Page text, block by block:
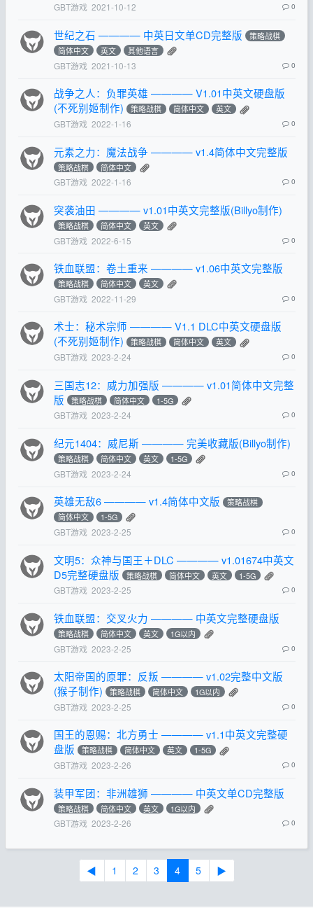
GBT游戏 2021-10-12 0
世纪之石 ———— 中英日文单CD完整版
策略战棋
简体中文
英文 其他语言
GBT游戏 2021-10-13 0
战争之人：负罪英雄 ———— V1.01中英文硬盘版
(不死别姬制作)
策略战棋 简体中文 英文
GBT游戏 2022-1-16 0
元素之力：魔法战争 ———— v1.4简体中文完整版
策略战棋 简体中文
GBT游戏 2022-1-16 0
突袭油田 ———— v1.01中英文完整版(Billyo制作)
策略战棋 简体中文 英文
GBT游戏 2022-6-15 0
铁血联盟：卷土重来 ———— v1.06中英文完整版
策略战棋 简体中文 英文
GBT游戏 2022-11-29 0
术士：秘术宗师 ———— V1.1 DLC中英文硬盘版
(不死别姬制作)
策略战棋 简体中文 英文
GBT游戏 2023-2-24 0
三国志12：威力加强版 ———— v1.01简体中文完整
版
策略战棋 简体中文 1-5G
GBT游戏 2023-2-24 0
纪元1404：威尼斯 ———— 完美收藏版(Billyo制作)
策略战棋 简体中文 英文 1-5G
GBT游戏 2023-2-24 0
英雄无敌6 ———— v1.4简体中文版
策略战棋
简体中文
1-5G
GBT游戏 2023-2-25 0
文明5：众神与国王＋DLC ———— v1.01674中英文
D5完整硬盘版
策略战棋 简体中文 英文 1-5G
GBT游戏 2023-2-25 0
铁血联盟：交叉火力 ———— 中英文完整硬盘版
策略战棋 简体中文 英文 1G以内
GBT游戏 2023-2-25 0
太阳帝国的原罪：反叛 ———— v1.02完整中文版
(猴子制作)
策略战棋 简体中文 1G以内
GBT游戏 2023-2-25 0
国王的恩赐：北方勇士 ———— v1.1中英文完整硬
盘版
策略战棋 简体中文 英文 1-5G
GBT游戏 2023-2-26 0
装甲军团：非洲雄狮 ———— 中英文单CD完整版
策略战棋 简体中文 英文 1G以内
GBT游戏 2023-2-26 0
◀ 1 2 3 4 5 ▶